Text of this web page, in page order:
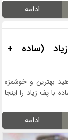
ادامه
(ساده +
بهترین و خوشمزه
با پف زیاد را اینجا
ادامه